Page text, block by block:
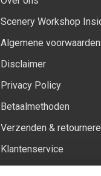
Scenery Workshop
Algemene voorwaarden
Disclaimer
Privacy Policy
Betaalmethoden
Verzenden &
Klantenservice